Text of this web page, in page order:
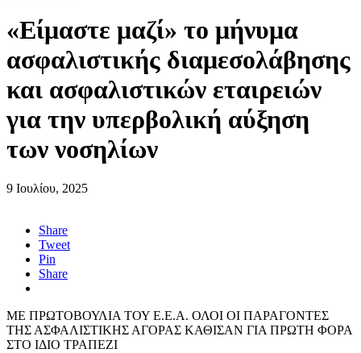
«Είμαστε μαζί» το μήνυμα
ασφαλιστικής διαμεσολάβησης
και ασφαλιστικών εταιρειών
για την υπερβολική αύξηση
των νοσηλίων
9 Ιουλίου, 2025
Share
Tweet
Pin
Share
ΜΕ ΠΡΩΤΟΒΟΥΛΙΑ ΤΟΥ Ε.Ε.Α. ΟΛΟΙ ΟΙ ΠΑΡΑΓΟΝΤΕΣ
ΤΗΣ ΑΣΦΑΛΙΣΤΙΚΗΣ ΑΓΟΡΑΣ ΚΑΘΙΣΑΝ ΓΙΑ ΠΡΩΤΗ ΦΟΡΑ
ΣΤΟ ΙΔΙΟ ΤΡΑΠΕΖΙ